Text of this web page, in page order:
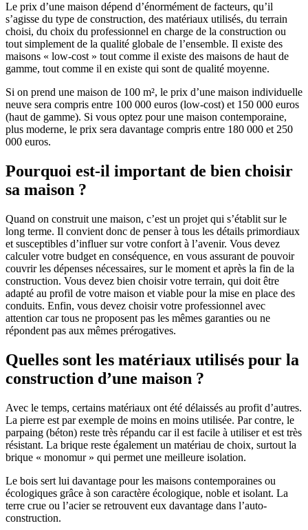
Le prix d’une maison dépend d’énormément de facteurs, qu’il
s’agisse du type de construction, des matériaux utilisés, du terrain
choisi, du choix du professionnel en charge de la construction ou
tout simplement de la qualité globale de l’ensemble. Il existe des
maisons « low-cost » tout comme il existe des maisons de haut de
gamme, tout comme il en existe qui sont de qualité moyenne.
Si on prend une maison de 100 m², le prix d’une maison individuelle
neuve sera compris entre 100 000 euros (low-cost) et 150 000 euros
(haut de gamme). Si vous optez pour une maison contemporaine,
plus moderne, le prix sera davantage compris entre 180 000 et 250
000 euros.
Pourquoi est-il important de bien choisir
sa maison ?
Quand on construit une maison, c’est un projet qui s’établit sur le
long terme. Il convient donc de penser à tous les détails primordiaux
et susceptibles d’influer sur votre confort à l’avenir. Vous devez
calculer votre budget en conséquence, en vous assurant de pouvoir
couvrir les dépenses nécessaires, sur le moment et après la fin de la
construction. Vous devez bien choisir votre terrain, qui doit être
adapté au profil de votre maison et viable pour la mise en place des
conduits. Enfin, vous devez choisir votre professionnel avec
attention car tous ne proposent pas les mêmes garanties ou ne
répondent pas aux mêmes prérogatives.
Quelles sont les matériaux utilisés pour la
construction d’une maison ?
Avec le temps, certains matériaux ont été délaissés au profit d’autres.
La pierre est par exemple de moins en moins utilisée. Par contre, le
parpaing (béton) reste très répandu car il est facile à utiliser et est très
résistant. La brique reste également un matériau de choix, surtout la
brique « monomur » qui permet une meilleure isolation.
Le bois sert lui davantage pour les maisons contemporaines ou
écologiques grâce à son caractère écologique, noble et isolant. La
terre crue ou l’acier se retrouvent eux davantage dans l’auto-
construction.